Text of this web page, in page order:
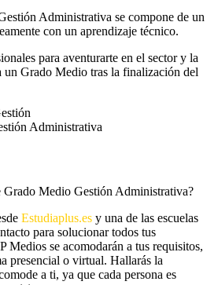
Administrativa se compone de un
con un aprendizaje técnico.
para aventurarte en el sector y la
un Grado Medio tras la finalización del
Administrativa
Grado Medio Gestión Administrativa?
Estudiaplus.es y una de las escuelas
para solucionar todos tus
Medios se acomodarán a tus requisitos,
presencial o virtual. Hallarás la
a ti, ya que cada persona es